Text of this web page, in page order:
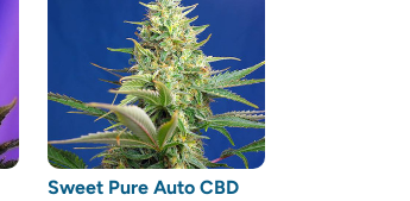
Sweet Pure Auto CBD